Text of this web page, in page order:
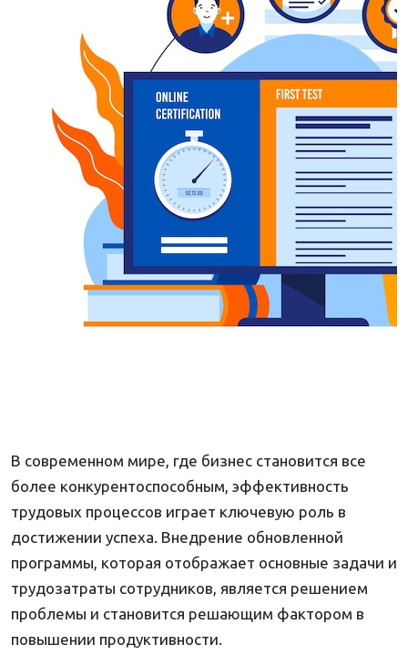
В современном мире, где бизнес становится все
более конкурентоспособным, эффективность
трудовых процессов играет ключевую роль в
достижении успеха. Внедрение обновленной
программы, которая отображает основные задачи и
трудозатраты сотрудников, является решением
проблемы и становится решающим фактором в
повышении продуктивности.